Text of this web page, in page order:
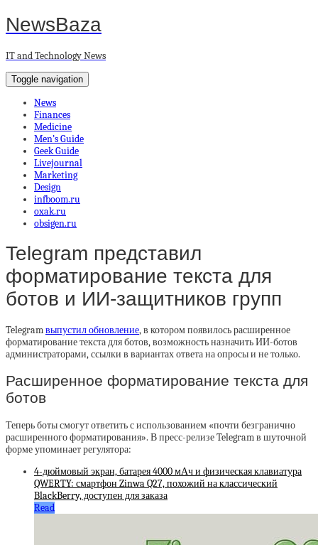
NewsBaza
IT and Technology News
Toggle navigation
News
Finances
Medicine
Men’s Guide
Geek Guide
Livejournal
Marketing
Design
infboom.ru
oxak.ru
obsigen.ru
Telegram представил
форматирование текста для
ботов и ИИ-защитников групп
Telegramвыпустил обновление, в котором появилось расширенное
форматирование текста для ботов, возможность назначить ИИ-ботов
администраторами, ссылки в вариантах ответа на опросы и не только.
Расширенное форматирование текста для
ботов
Теперь боты смогут ответить с использованием «почти безгранично
расширенного форматирования». В пресс-релизе Telegram в шуточной
форме упоминает регулятора:
4-дюймовый экран, батарея 4000 мАч и физическая клавиатура
QWERTY: смартфон Zinwa Q27, похожий на классический
BlackBerry, доступен для заказа
Read